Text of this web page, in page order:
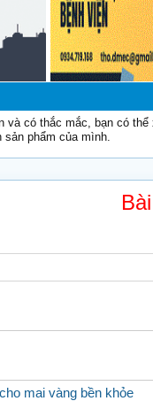
và có thắc mắc, bạn có
sản phẩm của mình.
mai vàng bền khỏe